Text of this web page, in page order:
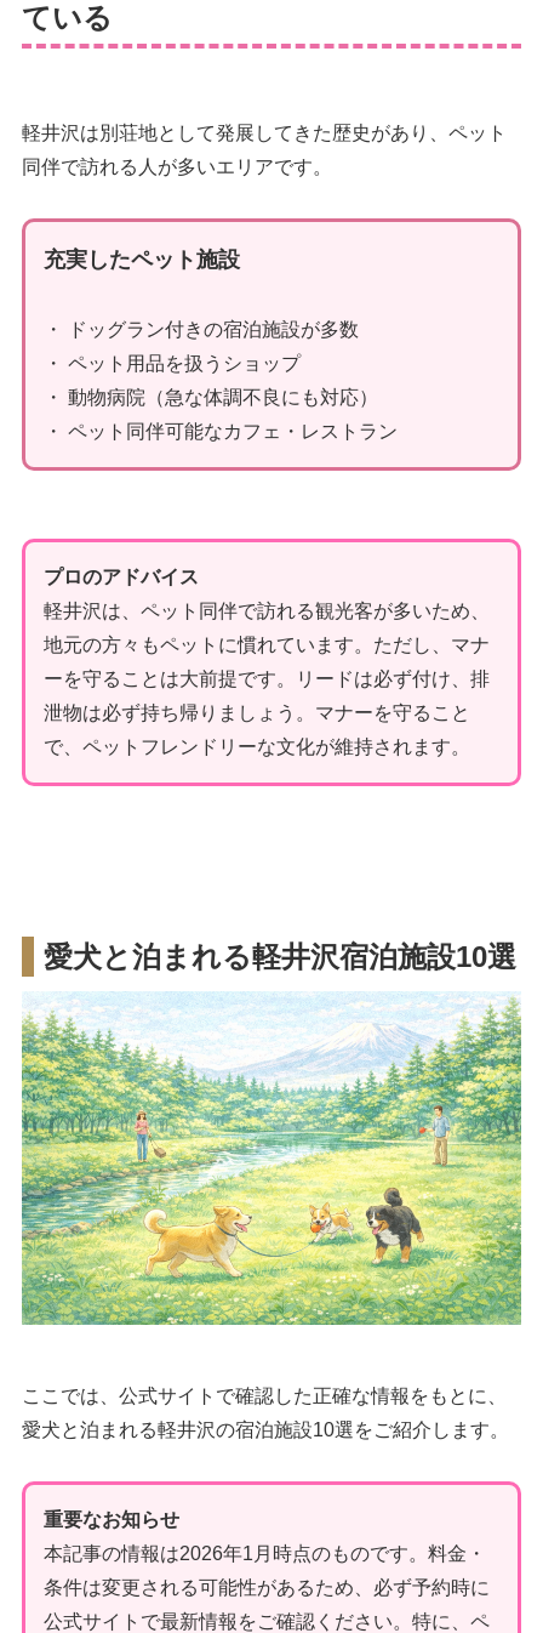
ている
軽井沢は別荘地として発展してきた歴史があり、ペット
同伴で訪れる人が多いエリアです。
充実したペット施設
・ ドッグラン付きの宿泊施設が多数
・ ペット用品を扱うショップ
・ 動物病院（急な体調不良にも対応）
・ ペット同伴可能なカフェ・レストラン
プロのアドバイス
軽井沢は、ペット同伴で訪れる観光客が多いため、
地元の方々もペットに慣れています。ただし、マナ
ーを守ることは大前提です。リードは必ず付け、排
泄物は必ず持ち帰りましょう。マナーを守ること
で、ペットフレンドリーな文化が維持されます。
愛犬と泊まれる軽井沢宿泊施設10選
ここでは、公式サイトで確認した正確な情報をもとに、
愛犬と泊まれる軽井沢の宿泊施設10選をご紹介します。
重要なお知らせ
本記事の情報は2026年1月時点のものです。料金・
条件は変更される可能性があるため、必ず予約時に
公式サイトで最新情報をご確認ください。特に、ペ